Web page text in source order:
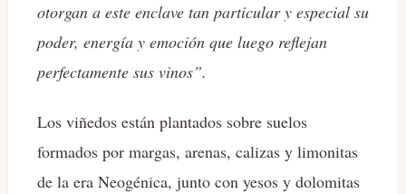
otorgan a este enclave tan particular y especial su
poder, energía y emoción que luego reflejan
perfectamente sus vinos”.
Los viñedos están plantados sobre suelos
formados por margas, arenas, calizas y limonitas
de la era Neogénica, junto con yesos y dolomitas